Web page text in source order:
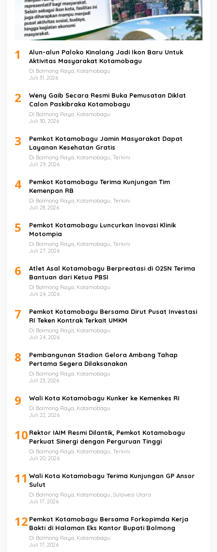
1
Alun-alun Paloko Kinalang Jadi Ikon Baru Untuk
Aktivitas Masyarakat Kotamobagu
Di Bolmong Raya, Kotamobagu
Juli 31, 2026
2
Weny Gaib Secara Resmi Buka Pemusatan Diklat
Calon Paskibraka Kotamobagu
Di Bolmong Raya, Kotamobagu
Juli 30, 2026
3
Pemkot Kotamobagu Jamin Masyarakat Dapat
Layanan Kesehatan Gratis
Di Bolmong Raya, Kotamobagu, Terkini
Juli 29, 2026
4
Pemkot Kotamobagu Terima Kunjungan Tim
Kemenpan RB
Di Bolmong Raya, Kotamobagu, Terkini
Juli 28, 2026
5
Pemkot Kotamobagu Luncurkan Inovasi Klinik
Motompia
Di Bolmong Raya, Kotamobagu, Terkini
Juli 27, 2026
6
Atlet Asal Kotamobagu Berpreatasi di O2SN Terima
Bantuan dari Ketua PBSI
Di Bolmong Raya, Kotamobagu
Juli 24, 2026
7
Pemkot Kotamobagu Bersama Dirut Pusat Investasi
RI Teken Kontrak Terkait UMKM
Di Bolmong Raya, Kotamobagu
Juli 24, 2026
8
Pembangunan Stadion Gelora Ambang Tahap
Pertama Segera Dilaksanakan
Di Bolmong Raya, Kotamobagu
Juli 23, 2026
9 Wali Kota Kotamobagu Kunker ke Kemenkes RI
Di Bolmong Raya, Kotamobagu
Juli 22, 2026
10 Rektor IAIM Resmi Dilantik, Pemkot Kotamobagu
Perkuat Sinergi dengan Perguruan Tinggi
Di Bolmong Raya, Kotamobagu, Terkini
Juli 20, 2026
11 Wali Kota Kotamobagu Terima Kunjungan GP Ansor
Sulut
Di Bolmong Raya, Kotamobagu, Sulawesi Utara
Juli 17, 2026
12 Pemkot Kotamobagu Bersama Forkopimda Kerja
Bakti di Halaman Eks Kantor Bupati Bolmong
Di Bolmong Raya, Kotamobagu
Juli 17, 2026